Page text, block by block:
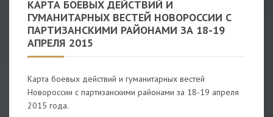
КАРТА БОЕВЫХ ДЕЙСТВИЙ И
ГУМАНИТАРНЫХ ВЕСТЕЙ НОВОРОССИИ С
ПАРТИЗАНСКИМИ РАЙОНАМИ ЗА 18-19
АПРЕЛЯ 2015
Карта боевых действий и гуманитарных вестей
Новороссии с партизанскими районами за 18-19 апреля
2015 года.